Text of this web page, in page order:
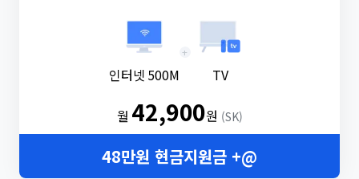
인터넷 500M
+
TV
월 42,900원 (SK)
48만원 현금지원금 +@